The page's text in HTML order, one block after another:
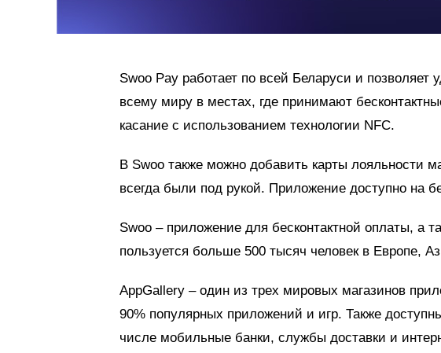
Swoo Pay работает по всей Беларуси и позволяет
всему миру в местах, где принимают
касание с использованием технологии NFC.
В Swoo также можно добавить карты лояльности
всегда были под рукой. Приложение доступно на
Swoo – приложение для бесконтактной оплаты, а
пользуется больше 500 тысяч человек в Европе,
AppGallery – один из трех мировых магазинов
90% популярных приложений и игр. Также
числе мобильные банки, службы доставки и